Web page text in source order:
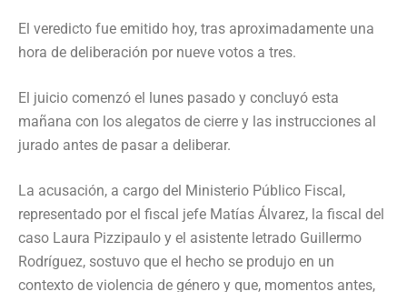
El veredicto fue emitido hoy, tras aproximadamente una
hora de deliberación por nueve votos a tres.
El juicio comenzó el lunes pasado y concluyó esta
mañana con los alegatos de cierre y las instrucciones al
jurado antes de pasar a deliberar.
La acusación, a cargo del Ministerio Público Fiscal,
representado por el fiscal jefe Matías Álvarez, la fiscal del
caso Laura Pizzipaulo y el asistente letrado Guillermo
Rodríguez, sostuvo que el hecho se produjo en un
contexto de violencia de género y que, momentos antes,